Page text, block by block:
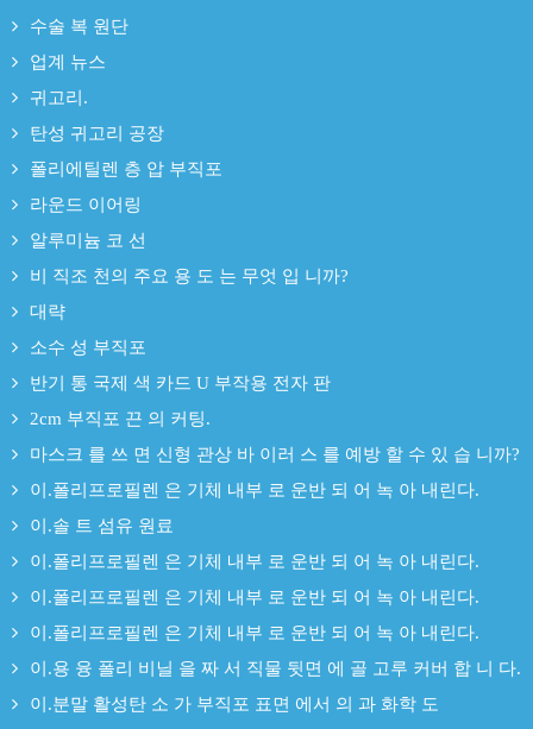
수술 복 원단
업계 뉴스
귀고리.
탄성 귀고리 공장
폴리에틸렌 층 압 부직포
라운드 이어링
알루미늄 코 선
비 직조 천의 주요 용 도 는 무엇 입 니까?
대략
소수 성 부직포
반기 통 국제 색 카드 U 부작용 전자 판
2cm 부직포 끈 의 커팅.
마스크 를 쓰 면 신형 관상 바 이러 스 를 예방 할 수 있 습 니까?
이.폴리프로필렌 은 기체 내부 로 운반 되 어 녹 아 내린다.
이.솔 트 섬유 원료
이.폴리프로필렌 은 기체 내부 로 운반 되 어 녹 아 내린다.
이.폴리프로필렌 은 기체 내부 로 운반 되 어 녹 아 내린다.
이.폴리프로필렌 은 기체 내부 로 운반 되 어 녹 아 내린다.
이.용 융 폴리 비닐 을 짜 서 직물 뒷면 에 골 고루 커버 합 니 다.
이.분말 활성탄 소 가 부직포 표면 에서 의 과 화학 도